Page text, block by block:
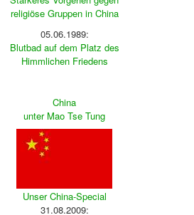
religiöse Gruppen in China
05.06.1989:
Blutbad auf dem Platz des
Himmlichen Friedens
China
unter Mao Tse Tung
Unser China-Special
31.08.2009: